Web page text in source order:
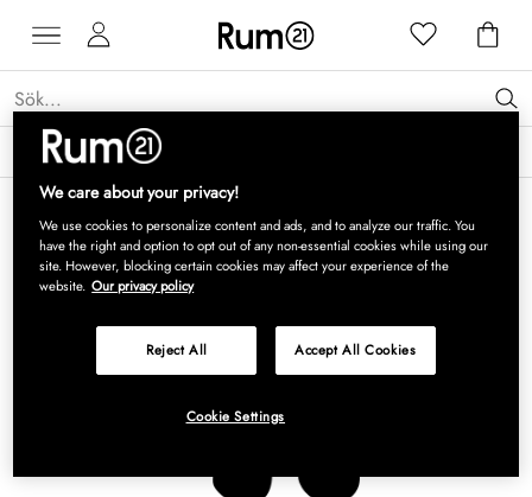
Få 15 % rabatt på Grythyttan Stålmöbler* →
We care about your privacy!
We use cookies to personalize content and ads, and to analyze our traffic. You
have the right and option to opt out of any non-essential cookies while using our
site. However, blocking certain cookies may affect your experience of the
website. Our privacy policy
Reject All Accept All Cookies
Cookie Settings